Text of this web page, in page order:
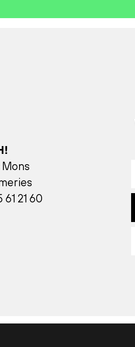
Mons
61 21 60